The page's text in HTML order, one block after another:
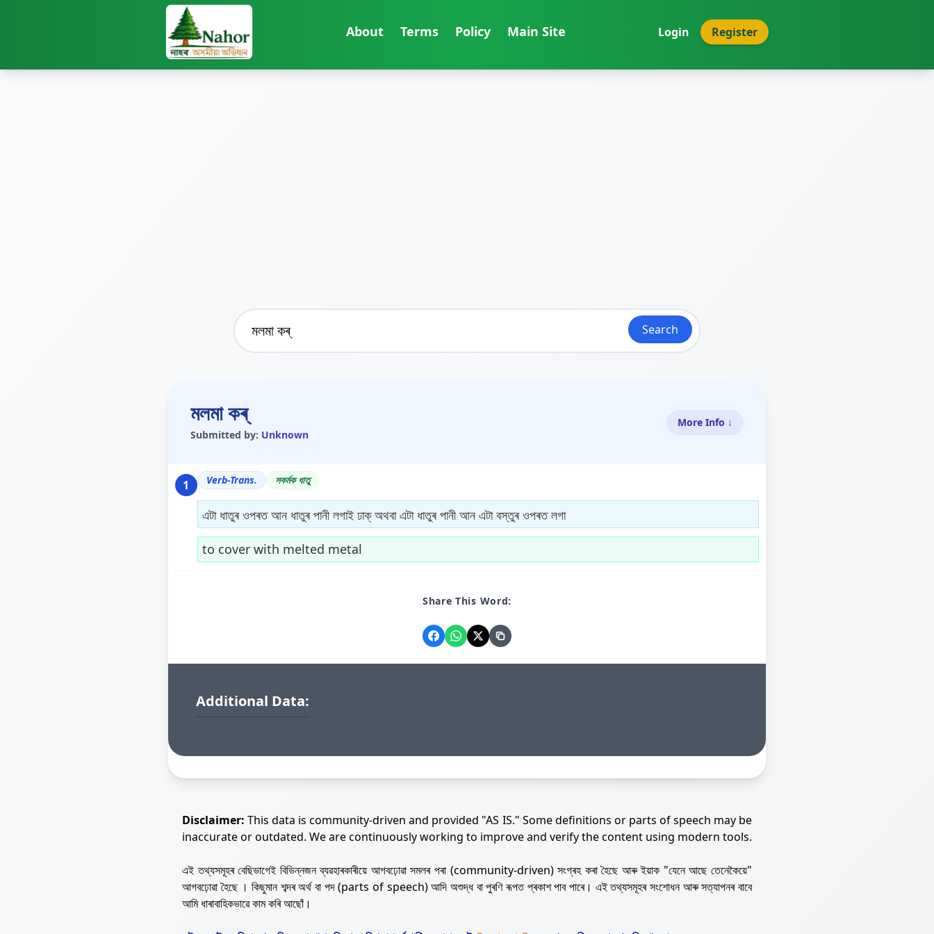
About Terms Policy Main Site Login Register
Search
মলমা কৰ্
Submitted by: Unknown
More Info ↓
1 Verb-Trans. সকৰ্মক ধাতু
এটা ধাতুৰ ওপৰত আন ধাতুৰ পানী লগাই ঢাক্ অথবা এটা ধাতুৰ পানী আন এটা বস্তুৰ ওপৰত লগা
to cover with melted metal
Share This Word:
Additional Data:
Disclaimer: This data is community-driven and provided "AS IS." Some definitions or parts of speech may be
inaccurate or outdated. We are continuously working to improve and verify the content using modern tools.
এই তথ্যসমূহৰ বেছিভাগেই বিভিন্নজন ব্যৱহাৰকাৰীয়ে আগবঢ়োৱা সমলৰ পৰা (community-driven) সংগ্ৰহ কৰা হৈছে আৰু ইয়াক "যেনে আছে তেনেকৈয়ে"
আগবঢ়োৱা হৈছে । কিছুমান শব্দৰ অৰ্থ বা পদ (parts of speech) আদি অশুদ্ধ বা পুৰণি ৰূপত প্ৰকাশ পাব পাৰে। এই তথ্যসমূহৰ সংশোধন আৰু সত্যাপনৰ বাবে
আমি ধাৰাবাহিকভাৱে কাম কৰি আছোঁ।